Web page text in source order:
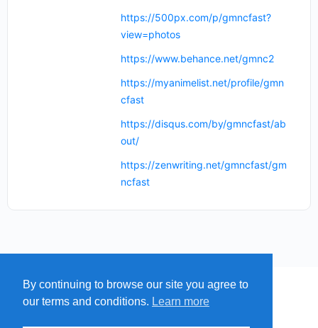
https://500px.com/p/gmncfast?
view=photos
https://www.behance.net/gmnc2
https://myanimelist.net/profile/gmn
cfast
https://disqus.com/by/gmncfast/ab
out/
https://zenwriting.net/gmncfast/gm
ncfast
MAP SUBMIT A SPRING
By continuing to browse our site you agree to
our terms and conditions. Learn more